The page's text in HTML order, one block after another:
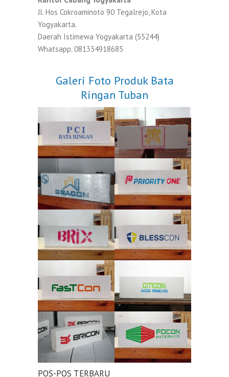
Jl. Hos Cokroaminoto 90 Tegalrejo, Kota
Yogyakarta.
Daerah Istimewa Yogyakarta (55244)
Whatsapp. 081334918685
Galeri Foto Produk Bata
Ringan Tuban
POS-POS TERBARU